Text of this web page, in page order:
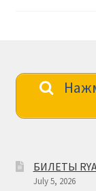
БИЛЕТЫ
July 5, 2026